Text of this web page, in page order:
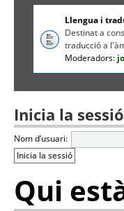
Llengua i
Destinat a
traducció a
Moderadors:
Inicia la sessió
Nom d’usuari:
Qui